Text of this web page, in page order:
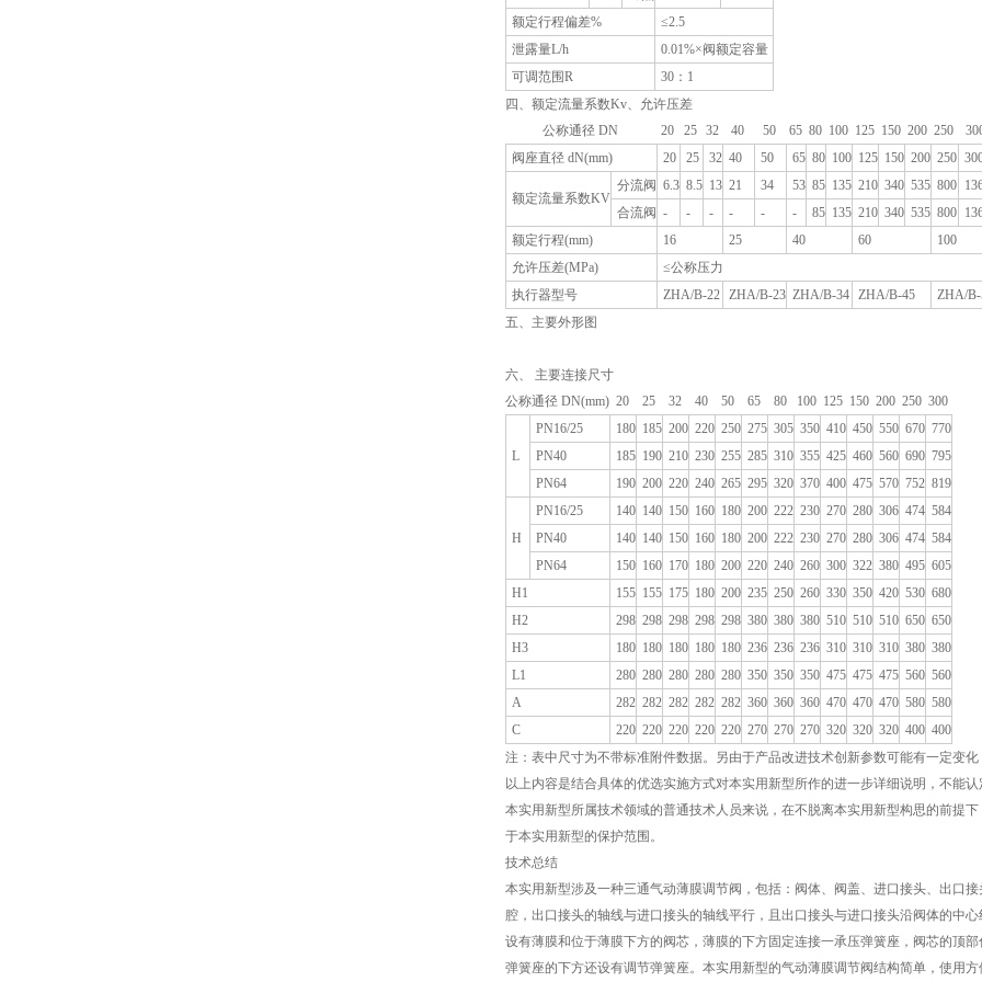
额定行程偏差%
≤2.5
泄露量L/h
0.01%×阀额定容量
可调范围R
30：1
四、额定流量系数Kv、允许压差
公称通径 DN
20 25 32 40 50 65 80 100 125 150 200 250
阀座直径 dN(mm)
20 25 32 40 50 65 80 100 125 150 200 250
额定流量系数KV
分流阀 6.3 8.5 13 21 34 53 85 135 210 340 535 800
合流阀 - - - - - - 85 135 210 340 535 800
额定行程(mm)
16 25 40 60
100
允许压差(MPa)
≤公称压力
执行器型号
ZHA/B-22 ZHA/B-23 ZHA/B-34 ZHA/B-45
ZHA/B-
五、主要外形图
六、 主要连接尺寸
公称通径 DN(mm) 20 25 32 40 50 65 80 100 125 150 200 250 300
L
PN16/25 180 185 200 220 250 275 305 350 410 450 550 670 770
PN40
185 190 210 230 255 285 310 355 425 460 560 690 795
PN64
190 200 220 240 265 295 320 370 400 475 570 752 819
H
PN16/25 140 140 150 160 180 200 222 230 270 280 306 474 584
PN40
140 140 150 160 180 200 222 230 270 280 306 474 584
PN64
150 160 170 180 200 220 240 260 300 322 380 495 605
H1
155 155 175 180 200 235 250 260 330 350 420 530 680
H2
298 298 298 298 298 380 380 380 510 510 510 650 650
H3
180 180 180 180 180 236 236 236 310 310 310 380 380
L1
280 280 280 280 280 350 350 350 475 475 475 560 560
A
282 282 282 282 282 360 360 360 470 470 470 580 580
C
220 220 220 220 220 270 270 270 320 320 320 400 400
注：表中尺寸为不带标准附件数据。另由于产品改进技术创新参数可能有一定变化
以上内容是结合具体的优选实施方式对本实用新型所作的进一步详细说明，不能
本实用新型所属技术领域的普通技术人员来说，在不脱离本实用新型构思的前提
于本实用新型的保护范围。
技术总结
本实用新型涉及一种三通气动薄膜调节阀，包括：阀体、阀盖、进口接头、出口
腔，出口接头的轴线与进口接头的轴线平行，且出口接头与进口接头沿阀体的中
设有薄膜和位于薄膜下方的阀芯，薄膜的下方固定连接一承压弹簧座，阀芯的顶
弹簧座的下方还设有调节弹簧座。本实用新型的气动薄膜调节阀结构简单，使用方